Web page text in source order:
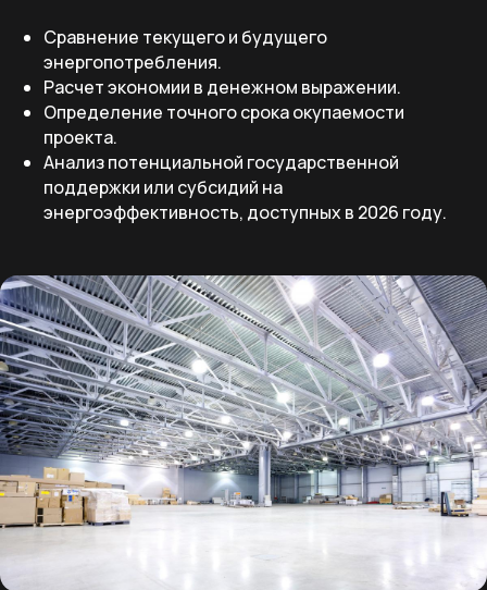
Сравнение текущего и будущего
энергопотребления.
Расчет экономии в денежном выражении.
Определение точного срока окупаемости
проекта.
Анализ потенциальной государственной
поддержки или субсидий на
энергоэффективность, доступных в 2026 году.